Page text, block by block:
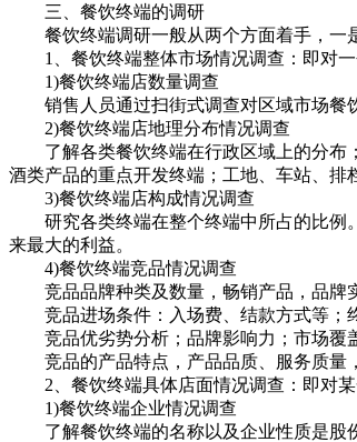
三、餐饮终端的调研
餐饮终端调研一般从两个方面着手，一
1、餐饮终端整体市场情况调查：即对一
1)餐饮终端店数量调查
销售人员通过扫街式调查对区域市场餐饮
2)餐饮终端店地理分布情况调查
了解各类餐饮终端在行政区域上的分布；
酒类产品的重点开发终端；工地、车站、排
3)餐饮终端店构成情况调查
研究各类终端在整个终端中所占的比例。
来最大的利益。
4)餐饮终端竞品情况调查
竞品品牌种类及数量，畅销产品，品牌
竞品进场条件：入场费、结款方式等；
竞品优劣势分析；品牌影响力；市场覆盖
竞品的产品特点，产品品质、服务质量，
2、餐饮终端具体店面情况调查：即对某
1)餐饮终端企业情况调查
了解餐饮终端的名称以及企业性质是股